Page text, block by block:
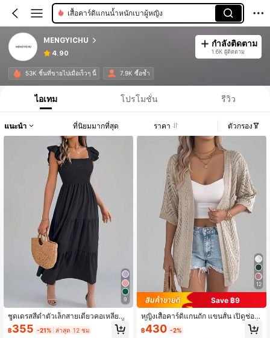
เสื้อคาร์ดิแกนน้ำหนักเบาผู้หญิง
MENGYICHU
4.90
กำลังติดตาม
1.6K ผู้ติดตาม
53K ชิ้นที่ขายไปเมื่อเร็วๆ นี้ 7.9K ซื้อซ้ำ
ไอเทม โปรโมชั่น รีวิว
แนะนำ ที่นิยมมากที่สุด ราคา ตัวกรอง
9
ชุดเดรสสีดำตัวเล็กสายเดี่ยวคอเหลี่ยมสี
พื้นแบบใหม่สำหรับฤดูร้อน ไม่มีแขนเสื้
อ แต่งระบาย ทรงลำลอง สง่างาม
฿355 -21% ล่าสุด 12 ชม
12
Save ฿9
หญิงเสื้อคาร์ดิแกนถัก แขนสั้น เปิดช่อง,
เสื้อคลุมสำหรับชายหาด รีสอร์ท เสื้อแจ็
คเก็ตบาง, ฤดูร้อน
฿430 -2%